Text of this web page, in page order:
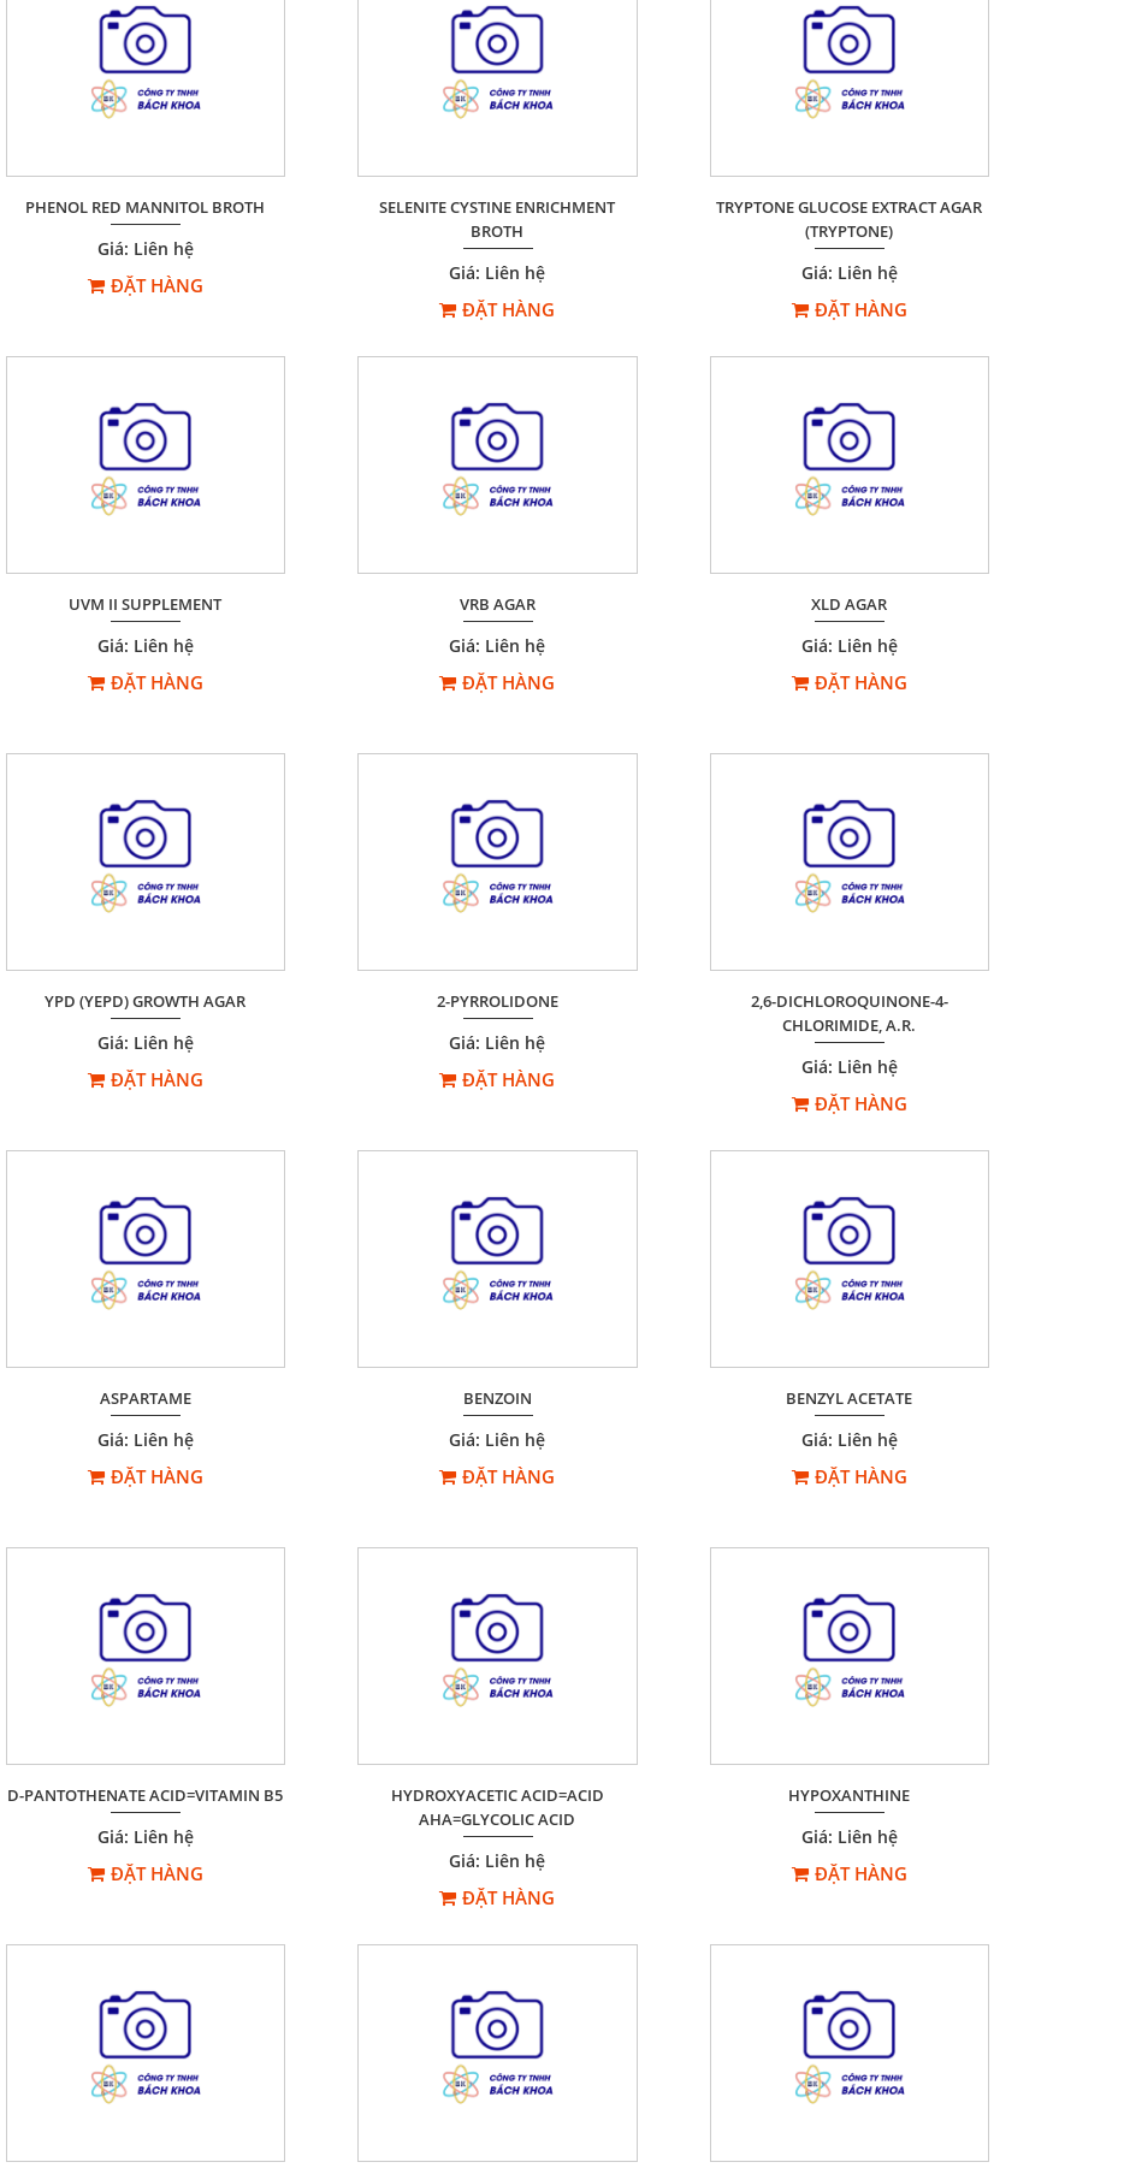
PHENOL RED MANNITOL BROTH
Giá: Liên hệ
ĐẶT HÀNG
SELENITE CYSTINE ENRICHMENT
BROTH
Giá: Liên hệ
ĐẶT HÀNG
TRYPTONE GLUCOSE EXTRACT AGAR
(TRYPTONE)
Giá: Liên hệ
ĐẶT HÀNG
UVM II SUPPLEMENT
Giá: Liên hệ
ĐẶT HÀNG
VRB AGAR
Giá: Liên hệ
ĐẶT HÀNG
XLD AGAR
Giá: Liên hệ
ĐẶT HÀNG
YPD (YEPD) GROWTH AGAR
Giá: Liên hệ
ĐẶT HÀNG
2-PYRROLIDONE
Giá: Liên hệ
ĐẶT HÀNG
2,6-DICHLOROQUINONE-4-
CHLORIMIDE, A.R.
Giá: Liên hệ
ĐẶT HÀNG
ASPARTAME
Giá: Liên hệ
ĐẶT HÀNG
BENZOIN
Giá: Liên hệ
ĐẶT HÀNG
BENZYL ACETATE
Giá: Liên hệ
ĐẶT HÀNG
D-PANTOTHENATE ACID=VITAMIN B5
Giá: Liên hệ
ĐẶT HÀNG
HYDROXYACETIC ACID=ACID
AHA=GLYCOLIC ACID
Giá: Liên hệ
ĐẶT HÀNG
HYPOXANTHINE
Giá: Liên hệ
ĐẶT HÀNG